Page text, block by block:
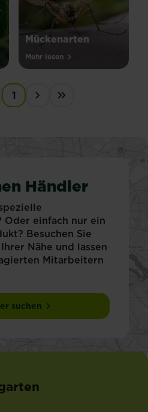
Mückenarten
Mehr lesen
disabled
1
Händler
Oder einfach nur ein
Besuchen Sie
Nähe und lassen
Mitarbeitern
suchen